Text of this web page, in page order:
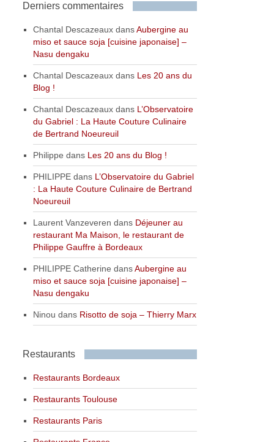
Derniers commentaires
Chantal Descazeaux dansAubergine au
miso et sauce soja [cuisine japonaise] –
Nasu dengaku
Chantal Descazeaux dans Les 20 ans du
Blog !
Chantal Descazeaux dans L’Observatoire
du Gabriel : La Haute Couture Culinaire
de Bertrand Noeureuil
Philippe dans Les 20 ans du Blog !
PHILIPPE dans L’Observatoire du Gabriel
: La Haute Couture Culinaire de Bertrand
Noeureuil
Laurent Vanzeveren dans Déjeuner au
restaurant Ma Maison, le restaurant de
Philippe Gauffre à Bordeaux
PHILIPPE Catherine dansAubergine au
miso et sauce soja [cuisine japonaise] –
Nasu dengaku
Ninou dans Risotto de soja – Thierry Marx
Restaurants
Restaurants Bordeaux
Restaurants Toulouse
Restaurants Paris